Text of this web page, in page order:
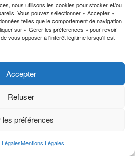
nous utilisons les cookies pour stocker et/ou
Vous pouvez sélectionner « Accepter »
telles que le comportement de navigation
sur « Gérer les préférences » pour revoir
vous opposer à l'intérêt légitime lorsqu'il est
Accepter
Refuser
les préférences
Mentions Légales
notamment :
un service
le fonctionnement du
utilise les
qui ont été
les rapports sur